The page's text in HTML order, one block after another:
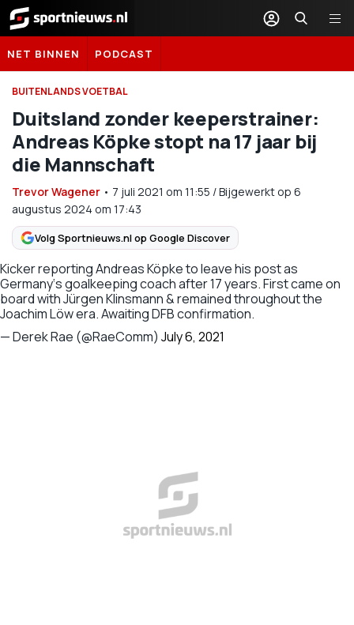
Sportnieuws.nl
NET BINNEN PODCAST
BUITENLANDS VOETBAL
Duitsland zonder keeperstrainer:
Andreas Köpke stopt na 17 jaar bij
die Mannschaft
Trevor Wagener • 7 juli 2021 om 11:55 /Bijgewerkt op 6
augustus 2024 om 17:43
Volg Sportnieuws.nl op Google Discover
Kicker reporting Andreas Köpke to leave his post as
Germany‘s goalkeeping coach after 17 years. First came on
board with Jürgen Klinsmann & remained throughout the
Joachim Löw era. Awaiting DFB confirmation.
— Derek Rae (@RaeComm) July 6, 2021